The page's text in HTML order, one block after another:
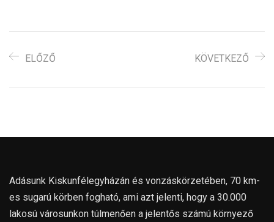
ELŐZŐ KÖVETKEZŐ
Adásunk Kiskunfélegyházán és vonzáskörzetében, 70 km-
es sugarú körben fogható, ami azt jelenti, hogy a 30.000
lakosú városunkon túlmenően a jelentős számú környező